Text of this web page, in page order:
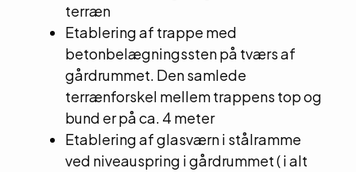
terræn
Etablering af trappe med
betonbelægningssten på tværs af
gårdrummet. Den samlede
terrænforskel mellem trappens top og
bund er på ca. 4 meter
Etablering af glasværn i stålramme
ved niveauspring i gårdrummet ( i alt